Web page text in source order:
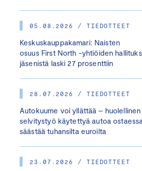
05.08.2026 / TIEDOTTEET
Keskuskauppakamari: Naisten
osuus First North -yhtiöiden
jäsenistä laski 27 prosenttiin
28.07.2026 / TIEDOTTEET
Autokuume voi yllättää – huolellinen
selvitystyö käytettyä autoa
säästää tuhansilta euroilta
23.07.2026 / TIEDOTTEET